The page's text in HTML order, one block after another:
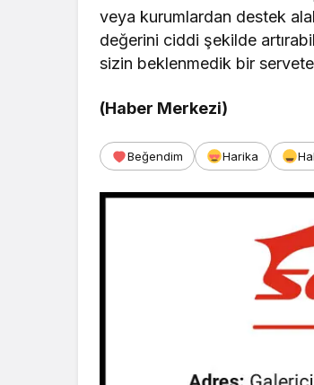
veya kurumlardan destek
değerini ciddi şekilde
sizin beklenmedik bir
(Haber Merkezi)
Beğendim Harika